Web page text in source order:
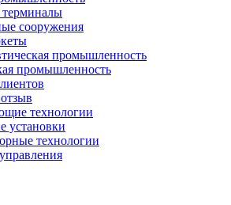
сооружения
промышленность
промышленность
технологии
установки
технологии